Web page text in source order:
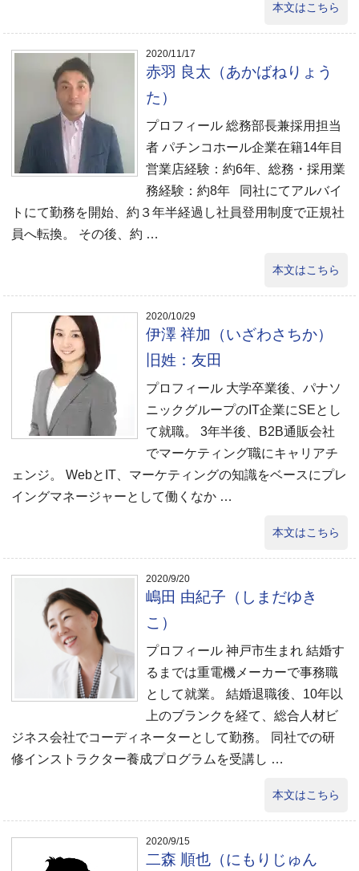
本文はこちら
2020/11/17
赤羽 良太（あかばねりょう
た）
プロフィール 総務部長兼採用担当
者 パチンコホール企業在籍14年目
営業店経験：約6年、総務・採用業
務経験：約8年 同社にてアルバイ
トにて勤務を開始、約３年半経過し社員登用制度で正規社
員へ転換。 その後、約 …
本文はこちら
2020/10/29
伊澤 祥加（いざわさちか）
旧姓：友田
プロフィール 大学卒業後、パナソ
ニックグループのIT企業にSEとし
て就職。 3年半後、B2B通販会社
でマーケティング職にキャリアチ
ェンジ。 WebとIT、マーケティングの知識をベースにプレ
イングマネージャーとして働くなか …
本文はこちら
2020/9/20
嶋田 由紀子（しまだゆき
こ）
プロフィール 神戸市生まれ 結婚す
るまでは重電機メーカーで事務職
として就業。 結婚退職後、10年以
上のブランクを経て、総合人材ビ
ジネス会社でコーディネーターとして勤務。 同社での研
修インストラクター養成プログラムを受講し …
本文はこちら
2020/9/15
二森 順也（にもりじゅん